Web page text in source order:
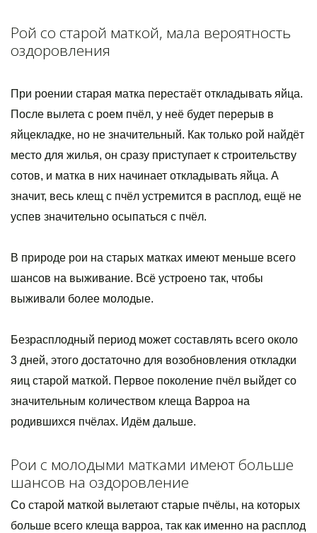
Рой со старой маткой, мала вероятность
оздоровления
При роении старая матка перестаёт откладывать яйца.
После вылета с роем пчёл, у неё будет перерыв в
яйцекладке, но не значительный. Как только рой найдёт
место для жилья, он сразу приступает к строительству
сотов, и матка в них начинает откладывать яйца. А
значит, весь клещ с пчёл устремится в расплод, ещё не
успев значительно осыпаться с пчёл.
В природе рои на старых матках имеют меньше всего
шансов на выживание. Всё устроено так, чтобы
выживали более молодые.
Безрасплодный период может составлять всего около
3 дней, этого достаточно для возобновления откладки
яиц старой маткой. Первое поколение пчёл выйдет со
значительным количеством клеща Варроа на
родившихся пчёлах. Идём дальше.
Рои с молодыми матками имеют больше
шансов на оздоровление
Со старой маткой вылетают старые пчёлы, на которых
больше всего клеща варроа, так как именно на расплод